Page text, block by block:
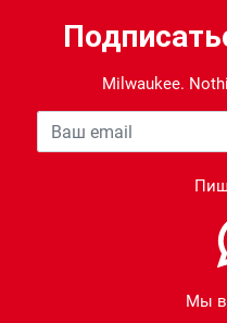
Milwaukee.
Ваша почта
Мы в